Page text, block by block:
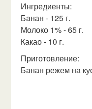
Ингредиенты:
Банан - 125 г.
Молоко 1% - 65 г.
Какао - 10 г.
Приготовление:
Банан режем на